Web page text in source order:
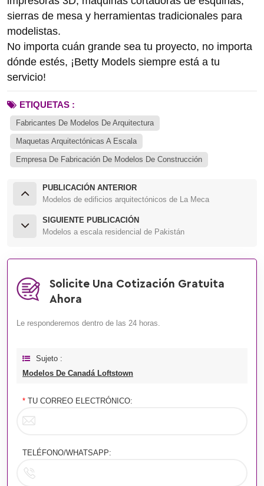
sierras de mesa y herramientas tradicionales para
modelistas.
No importa cuán grande sea tu proyecto, no importa
dónde estés, ¡Betty Models siempre está a tu
servicio!
ETIQUETAS :
Fabricantes De Modelos De Arquitectura
Maquetas Arquitectónicas A Escala
Empresa De Fabricación De Modelos De Construcción
PUBLICACIÓN ANTERIOR
Modelos de edificios arquitectónicos de La Meca
SIGUIENTE PUBLICACIÓN
Modelos a escala residencial de Pakistán
Solicite Una Cotización Gratuita
Ahora
Le responderemos dentro de las 24 horas.
Sujeto :
Modelos De Canadá Loftstown
* TU CORREO ELECTRÓNICO:
TELÉFONO/WHATSAPP: